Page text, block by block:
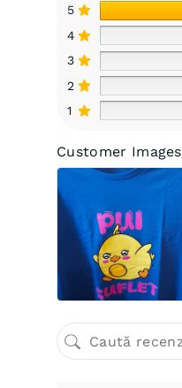
5
4
3
2
1
Customer Images